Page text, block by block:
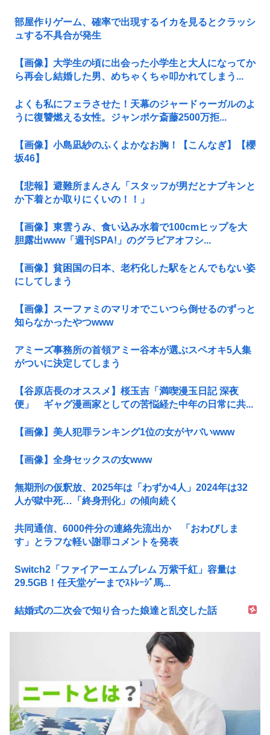
部屋作りゲーム、確率で出現するイカを見るとクラッシ
ュする不具合が発生
【画像】大学生の頃に出会った小学生と大人になってか
ら再会し結婚した男、めちゃくちゃ叩かれてしまう...
よくも私にフェラさせた！天幕のジャードゥーガルのよ
うに復讐燃える女性。ジャンポケ斎藤2500万拒...
【画像】小島凪紗のふくよかなお胸！【こんなぎ】【櫻
坂46】
【悲報】避難所まんさん「スタッフが男だとナプキンと
か下着とか取りにくいの！！」
【画像】東雲うみ、食い込み水着で100cmヒップを大
胆露出www「週刊SPA!」のグラビアオフシ...
【画像】貧困国の日本、老朽化した駅をとんでもない姿
にしてしまう
【画像】スーファミのマリオでこいつら倒せるのずっと
知らなかったやつwww
アミーズ事務所の首領アミー谷本が選ぶスペオキ5人集
がついに決定してしまう
【谷原店長のオススメ】桜玉吉「満喫漫玉日記 深夜
便」 ギャグ漫画家としての苦悩経た中年の日常に共...
【画像】美人犯罪ランキング1位の女がヤバいwww
【画像】全身セックスの女www
無期刑の仮釈放、2025年は「わずか4人」2024年は32
人が獄中死…「終身刑化」の傾向続く
共同通信、6000件分の連絡先流出か 「おわびしま
す」とラフな軽い謝罪コメントを発表
Switch2「ファイアーエムブレム 万紫千紅」容量は
29.5GB！任天堂ゲーまでｽﾄﾚｰｼﾞ馬...
結婚式の二次会で知り合った娘達と乱交した話